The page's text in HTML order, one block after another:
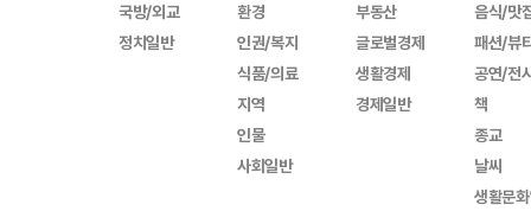
국방/외교
정치일반
환경
인권/복지
식품/의료
지역
인물
사회일반
부동산
글로벌경제
생활경제
경제일반
음식/맛
패션/뷰
공연/전
책
종교
날씨
생활문